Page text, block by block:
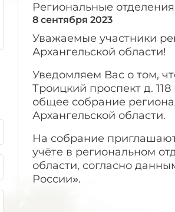
Региональные
8 сентября 2023
Уважаемые участники
Архангельской области!
Уведомляем Вас о том,
Троицкий проспект д.
общее собрание
Архангельской области.
На собрание
учёте в региональном
области, согласно
России».